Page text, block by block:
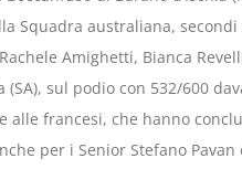
Squadra australiana,
Amighetti, Bianca
sul podio con 532/600
alle francesi, che hanno
per i Senior Stefano